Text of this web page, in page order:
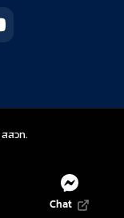
สสวท.สถาบันส่งเสริมการสอ
Chat